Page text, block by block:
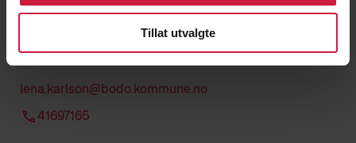
Tillat utvalgte
Lena Karlson
HELSESYKEPLEIER
lena.karlson@bodo.kommune.no
41697165